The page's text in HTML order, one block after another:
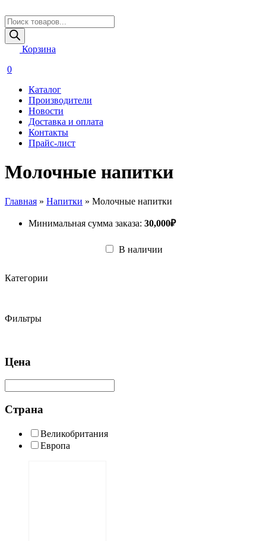
Поиск
товаров
Корзина
0
Каталог
Производители
Новости
Доставка и оплата
Контакты
Прайс-лист
Молочные напитки
Главная » Напитки » Молочные напитки
Минимальная сумма заказа: 30,000₽
В наличии
Категории
Фильтры
Цена
Страна
Великобритания
Европа